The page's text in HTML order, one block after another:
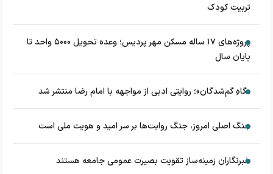
تربیت کودک
پروژه‌های ۱۷ ساله مسکن مهر پردیس؛ وعده تحویل ۵۰۰۰ واحد تا
پایان سال
«گاهِ گم‌شدگان»؛ روایتی ادبی از مواجهه با امام رضا منتشر شد
جنگ اصلی امروز، جنگ روایت‌ها بر سر امید و هویت ملی است
خبرنگاران زمینه‌ساز تقویت بصیرت عمومی جامعه هستند